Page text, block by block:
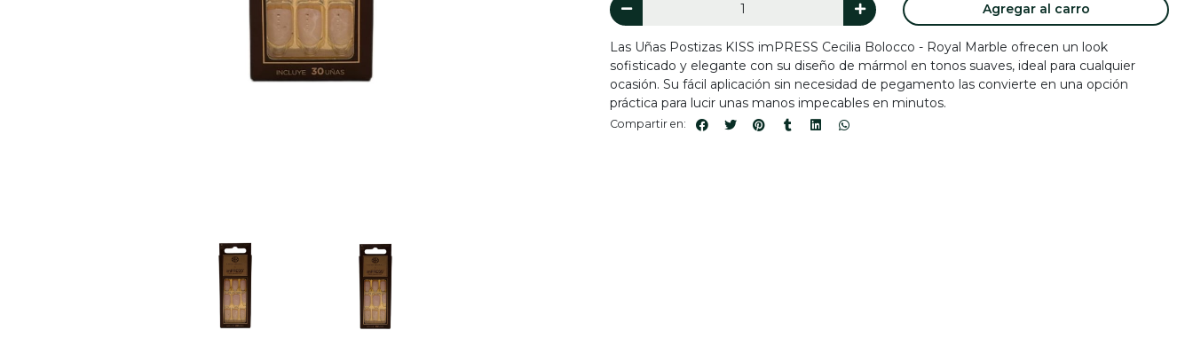
Agregar al carro
Las Uñas Postizas KISS imPRESS Cecilia Bolocco - Royal Marble ofrecen un look
sofisticado y elegante con su diseño de mármol en tonos suaves, ideal para cualquier
ocasión. Su fácil aplicación sin necesidad de pegamento las convierte en una opción
práctica para lucir unas manos impecables en minutos.
Compartir en: